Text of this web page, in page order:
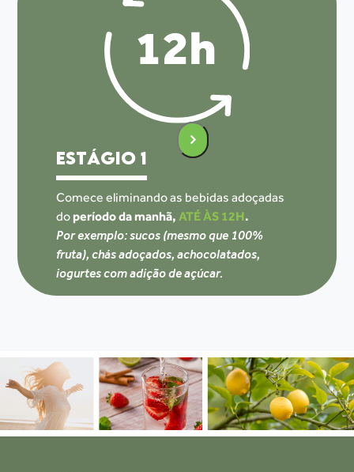
ESTÁGIO 1
Comece eliminando as bebidas adoçadas
do período da manhã, ATÉ ÀS 12H.
Por exemplo: sucos (mesmo que 100%
fruta), chásadoçados, achocolatados,
iogurtes com adição de açúcar.